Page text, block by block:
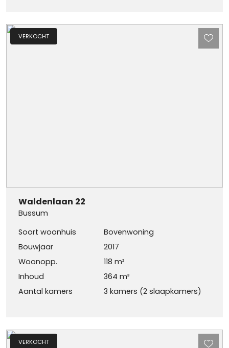
VERKOCHT
Waldenlaan 22
Bussum
Soort woonhuis
Bovenwoning
Bouwjaar
2017
Woonopp.
118 m²
Inhoud
364 m³
Aantal kamers
3 kamers (2 slaapkamers)
VERKOCHT